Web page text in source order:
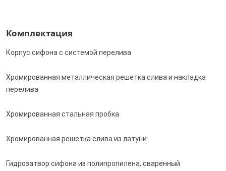
Комплектация
Корпус сифона с системой перелива
Хромированная металлическая решетка слива и накладка
перелива
Хромированная стальная пробка
Хромированная решетка слива из латуни
Гидрозатвор сифона из полипропилена, сваренный